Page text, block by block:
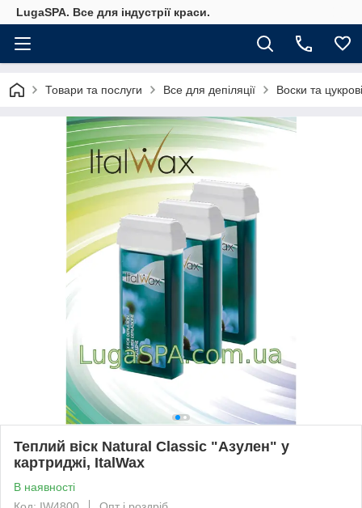
LugaSPA. Все для індустрії краси.
Товари та послуги Все для депіляції Воски та
Теплий віск Natural Classic "Азулен" у
картриджі, ItalWax
В наявності